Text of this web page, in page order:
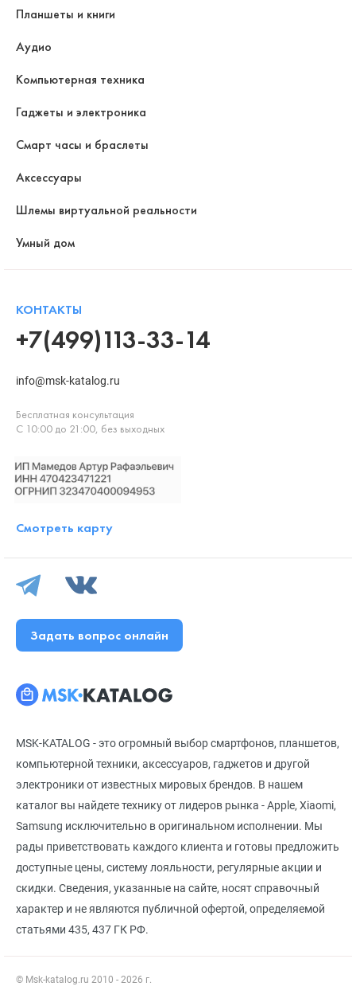
MSK-KATALOG - это огромный выбор смартфонов, планшетов,
компьютерной техники, аксессуаров, гаджетов и другой
электроники от известных мировых брендов. В нашем
каталог вы найдете технику от лидеров рынка - Apple, Xiaomi,
Samsung исключительно в оригинальном исполнении. Мы
рады приветствовать каждого клиента и готовы предложить
доступные цены, систему лояльности, регулярные акции и
скидки. Сведения, указанные на сайте, носят справочный
характер и не являются публичной офертой, определяемой
статьями 435, 437 ГК РФ.
© Msk-katalog.ru 2010 - 2026 г.
Планшеты и книги
Аудио
Компьютерная техника
Гаджеты и электроника
Смарт часы и браслеты
Аксессуары
Шлемы виртуальной реальности
Умный дом
КОНТАКТЫ
+7(499)113-33-14
info@msk-katalog.ru
Бесплатная консультация
С 10:00 до 21:00, без выходных
Смотреть карту
Задать вопрос онлайн